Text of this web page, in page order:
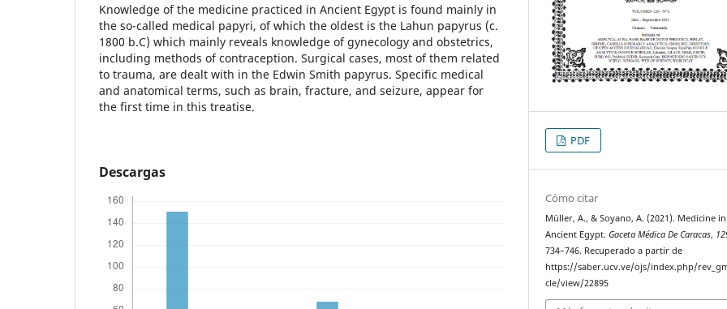
Knowledge of the medicine practiced in Ancient Egypt is found mainly in
the so-called medical papyri, of which the oldest is the Lahun papyrus (c.
1800 b.C) which mainly reveals knowledge of gynecology and obstetrics,
including methods of contraception. Surgical cases, most of them related
to trauma, are dealt with in the Edwin Smith papyrus. Specific medical
and anatomical terms, such as brain, fracture, and seizure, appear for
the first time in this treatise.
Descargas
PDF
Cómo citar
Müller, A., & Soyano, A. (2021). Medicine in
Ancient Egypt.Gaceta Médica De Caracas,
734–746. Recuperado a partir de
https://saber.ucv.ve/ojs/index.php/
cle/view/22895